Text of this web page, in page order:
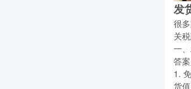
发
很
关
一
答
1.
货